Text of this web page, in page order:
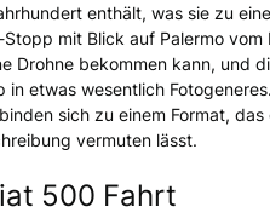
enthält, was sie zu
mit Blick auf Palermo
Drohne bekommen kann, und
etwas wesentlich
sich zu einem Format,
vermuten lässt.
500 Fahrt